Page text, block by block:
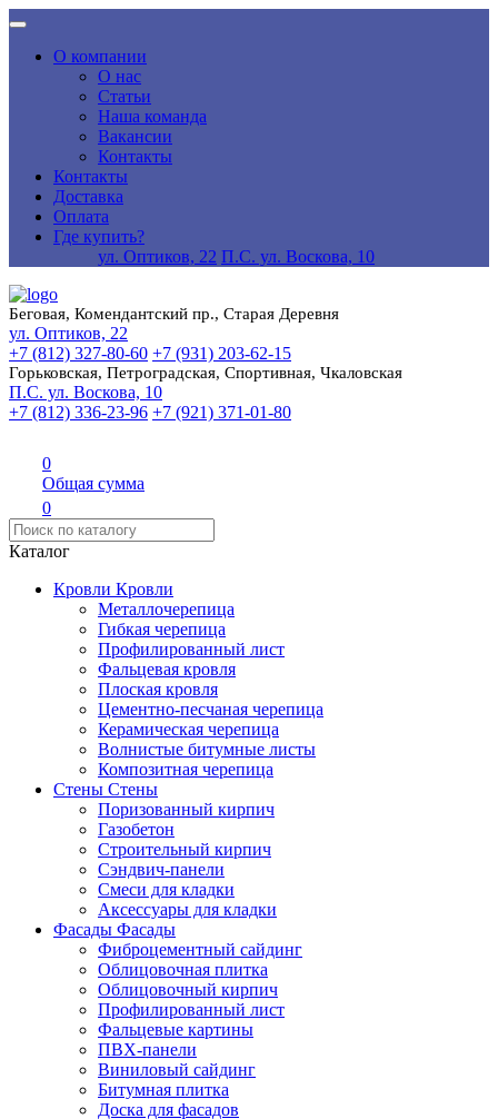
О компании
О нас
Статьи
Наша команда
Вакансии
Контакты
Контакты
Доставка
Оплата
Где купить?
ул. Оптиков, 22 П.С. ул. Воскова, 10
Беговая, Комендантский пр., Старая Деревня
ул. Оптиков, 22
+7 (812) 327-80-60 +7 (931) 203-62-15
Горьковская, Петроградская, Спортивная, Чкаловская
П.С. ул. Воскова, 10
+7 (812) 336-23-96 +7 (921) 371-01-80
0
Общая сумма
0
Каталог
Кровли Кровли
Металлочерепица
Гибкая черепица
Профилированный лист
Фальцевая кровля
Плоская кровля
Цементно-песчаная черепица
Керамическая черепица
Волнистые битумные листы
Композитная черепица
Стены Стены
Поризованный кирпич
Газобетон
Строительный кирпич
Сэндвич-панели
Смеси для кладки
Аксессуары для кладки
Фасады Фасады
Фиброцементный сайдинг
Облицовочная плитка
Облицовочный кирпич
Профилированный лист
Фальцевые картины
ПВХ-панели
Виниловый сайдинг
Битумная плитка
Доска для фасадов